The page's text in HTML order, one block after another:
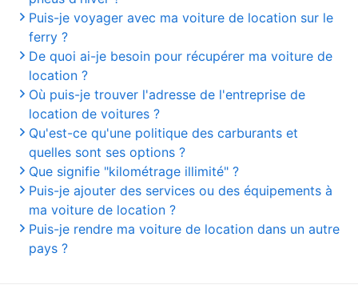
Puis-je voyager avec ma voiture de location sur le
ferry ?
De quoi ai-je besoin pour récupérer ma voiture de
location ?
Où puis-je trouver l'adresse de l'entreprise de
location de voitures ?
Qu'est-ce qu'une politique des carburants et
quelles sont ses options ?
Que signifie "kilométrage illimité" ?
Puis-je ajouter des services ou des équipements à
ma voiture de location ?
Puis-je rendre ma voiture de location dans un autre
pays ?